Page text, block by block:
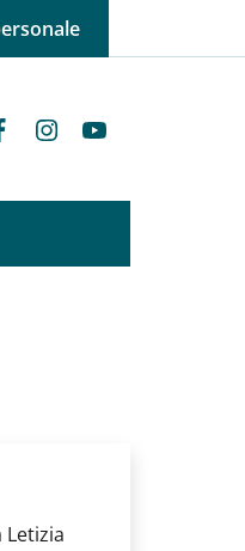
LANGUAGE
FacebookInstagram
Letizia